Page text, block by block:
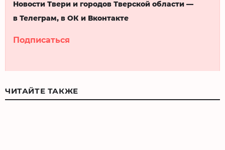
Новости Твери и городов Тверской области —
в Телеграм, в ОК и Вконтакте
Подписаться
ЧИТАЙТЕ ТАКЖЕ